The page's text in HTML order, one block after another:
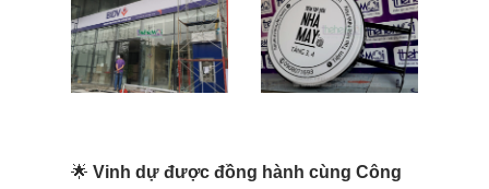
🌟 Vinh dự được đồng hành cùng Công